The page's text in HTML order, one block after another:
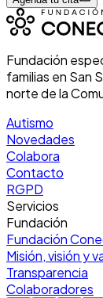
Fundación
familias en San
norte de la
Autismo
Novedades
Colabora
Contacto
RGPD
Servicios
Fundación
Fundación
Misión, visión y
Transparencia
Colaboradores